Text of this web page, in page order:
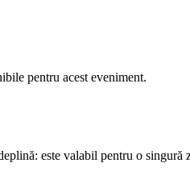
pentru acest eveniment.
este valabil pentru o